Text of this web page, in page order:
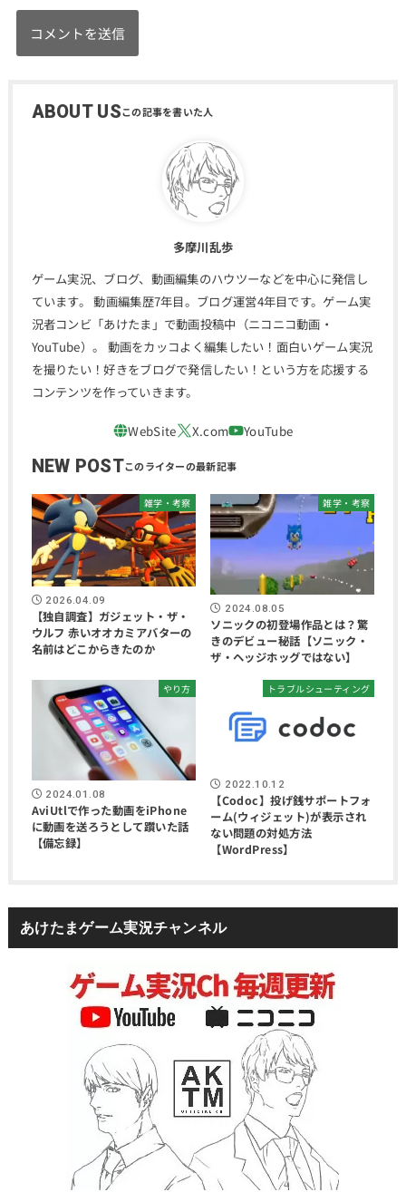
ABOUT US
多摩川乱歩
ゲーム実況、ブログ、動画編集のハウツーなどを中心に発信し
ています。 動画編集歴7年目。ブログ運営4年目です。ゲーム実
況者コンビ「あけたま」で動画投稿中（ニコニコ動画・
YouTube）。 動画をカッコよく編集したい！面白いゲーム実況
を撮りたい！好きをブログで発信したい！という方を応援する
コンテンツを作っていきます。
NEW POST
雑学・考察
2026.04.09
【独自調査】ガジェット・ザ・
ウルフ 赤いオオカミアバターの
名前はどこからきたのか
雑学・考察
2024.08.05
ソニックの初登場作品とは？驚
きのデビュー秘話【ソニック・
ザ・ヘッジホッグではない】
やり方
2024.01.08
AviUtlで作った動画をiPhone
に動画を送ろうとして躓いた話
【備忘録】
トラブルシューティング
2022.10.12
【Codoc】投げ銭サポートフォ
ーム(ウィジェット)が表示され
ない問題の対処方法
【WordPress】
あけたまゲーム実況チャンネル